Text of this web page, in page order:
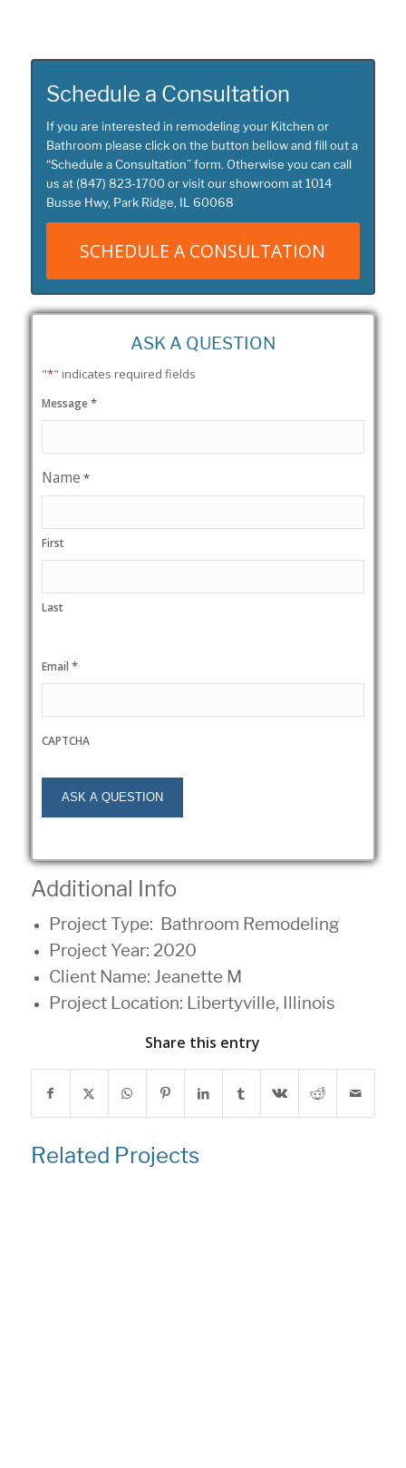
Schedule a Consultation
If you are interested in remodeling your Kitchen or
Bathroom please click on the button bellow and fill out a
“Schedule a Consultation” form. Otherwise you can call
us at (847) 823-1700 or visit our showroom at1014
Busse Hwy, Park Ridge, IL 60068
SCHEDULE A CONSULTATION
ASK A QUESTION
"*" indicates required fields
Message *
Name *
First
Last
Email *
CAPTCHA
Additional Info
Project Type: Bathroom Remodeling
Project Year: 2020
Client Name: Jeanette M
Project Location: Libertyville, Illinois
Share this entry
Related Projects